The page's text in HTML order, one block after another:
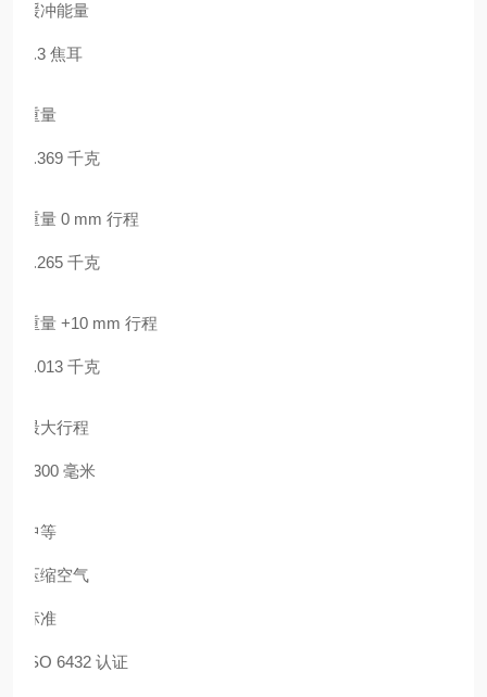
缓冲能量
2.3 焦耳
重量
0.369 千克
重量 0 mm 行程
0.265 千克
重量 +10 mm 行程
0.013 千克
最大行程
1300 毫米
中等
压缩空气
标准
ISO 6432 认证